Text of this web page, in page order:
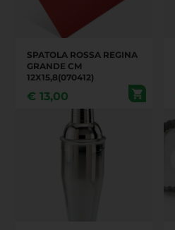
SPATOLA ROSSA REGINA
GRANDE CM
12X15,8(070412)
€ 13,00